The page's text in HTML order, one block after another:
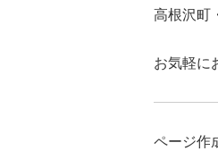
高根沢町
お気軽に
ページ作